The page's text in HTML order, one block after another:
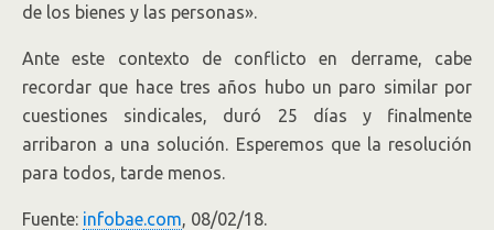
de los bienes y las personas».
Ante este contexto de conflicto en derrame, cabe
recordar que hace tres años hubo un paro similar por
cuestiones sindicales, duró 25 días y finalmente
arribaron a una solución. Esperemos que la resolución
para todos, tarde menos.
Fuente: infobae.com, 08/02/18.